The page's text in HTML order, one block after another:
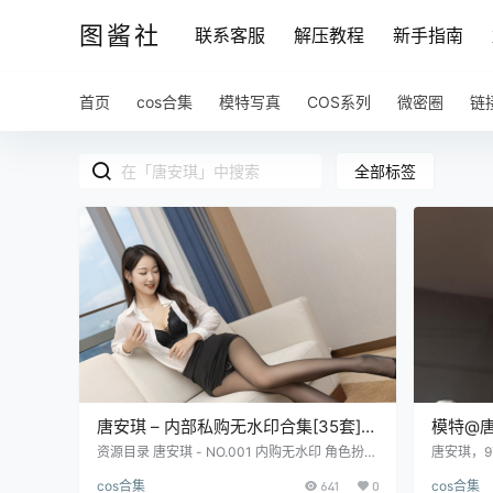
图酱社 联系客服 解压教程 新手指南
首页 cos合集 模特写真 COS系列 微密圈 链
全部标签
唐安琪 – 内部私购无水印合集[35套]写
真作品
资源目录 唐安琪 - NO.001 内购无水印 角色扮演
内购无水印 牛仔裤写真[102P-1.13G] 唐安琪 - N
cos合集 641 0
模特@
真合集
唐安琪，
琪 超劲
cos合集